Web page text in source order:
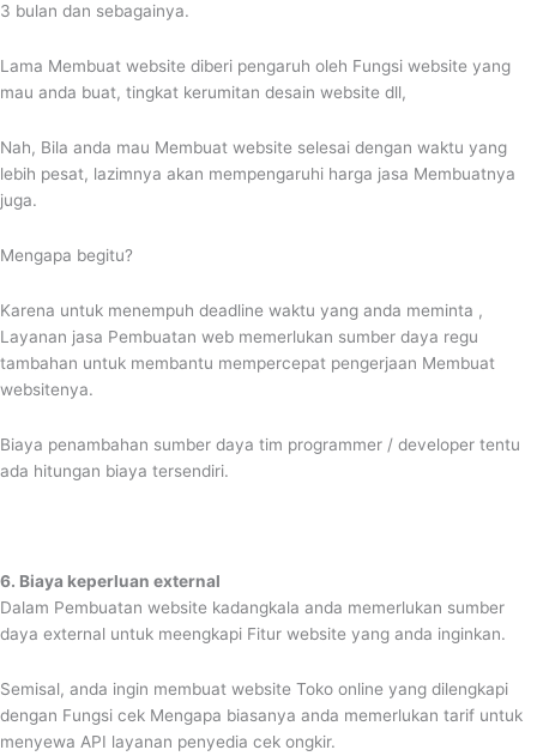
3 bulan dan sebagainya.
Lama Membuat website diberi pengaruh oleh Fungsi website yang
mau anda buat, tingkat kerumitan desain website dll,
Nah, Bila anda mau Membuat website selesai dengan waktu yang
lebih pesat, lazimnya akan mempengaruhi harga jasa Membuatnya
juga.
Mengapa begitu?
Karena untuk menempuh deadline waktu yang anda meminta ,
Layanan jasa Pembuatan web memerlukan sumber daya regu
tambahan untuk membantu mempercepat pengerjaan Membuat
websitenya.
Biaya penambahan sumber daya tim programmer / developer tentu
ada hitungan biaya tersendiri.
6. Biaya keperluan external
Dalam Pembuatan website kadangkala anda memerlukan sumber
daya external untuk meengkapi Fitur website yang anda inginkan.
Semisal, anda ingin membuat website Toko online yang dilengkapi
dengan Fungsi cek Mengapa biasanya anda memerlukan tarif untuk
menyewa API layanan penyedia cek ongkir.